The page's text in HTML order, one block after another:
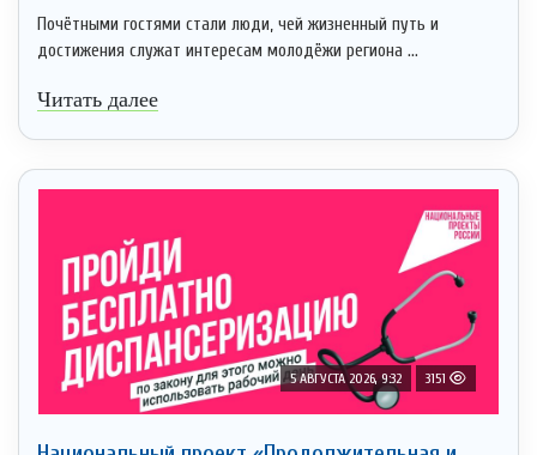
Почётными гостями стали люди, чей жизненный путь и
достижения служат интересам молодёжи региона ...
Читать далее
5 АВГУСТА 2026, 9:32 3151